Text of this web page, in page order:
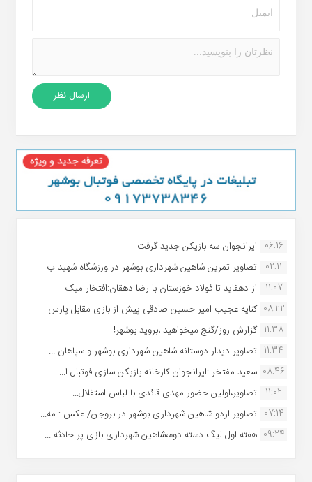
06:16 ایرانجوان سه بازیکن جدید گرفت...
02:11
تصاویر تمرین شاهین شهردارى بوشهر در ورزشگاه شهید ب...
11:07
از دهقاید تا فولاد خوزستان با رضا دهقان:افتخار میک...
08:22 کنایه عجیب امیر حسین صادقی پیش از بازی مقابل پارس ...
11:38 گزارش روز/گنج میخواهید ،بروید بوشهر!...
11:34 تصاویر دیدار دوستانه شاهین شهردارى بوشهر و سپاهان ...
08:46 سعید مفتخر :ایرانجوان کارخانه بازیکن سازی فوتبال ا...
11:02
تصاویر،اولین حضور مهدی قائدی با لباس استقلال...
07:14 تصاویر اردو شاهین شهرداری بوشهر در بروجن/ عکس : مه...
09:24 هفته اول لیگ دسته دوم،شاهین شهرداری بازی پر حادثه ...